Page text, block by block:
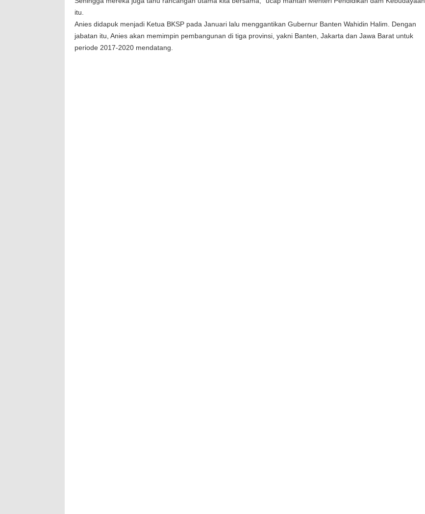
itu.
Anies didapuk menjadi Ketua BKSP pada Januari lalu menggantikan Gubernur Banten Wahidin Halim. Dengan
jabatan itu, Anies akan memimpin pembangunan di tiga provinsi, yakni Banten, Jakarta dan Jawa Barat untuk
periode 2017-2020 mendatang.